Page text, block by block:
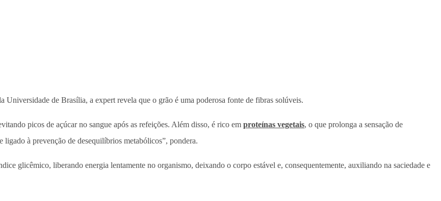
Universidade de Brasília, a expert revela que o grão é uma poderosa fonte de fibras solúveis.
picos de açúcar no sangue após as refeições. Além disso, é rico em proteínas vegetais, o que prolonga a sensação de
à prevenção de desequilíbrios metabólicos”, pondera.
glicêmico, liberando energia lentamente no organismo, deixando o corpo estável e, consequentemente, auxiliando na saciedade e